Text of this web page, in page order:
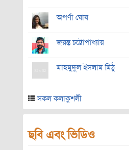
অপর্ণা ঘোষ
জয়ন্ত চট্টোপাধ্যায়
মাহমুদুল ইসলাম মিঠু
সকল কলাকুশলী
ছবি এবং ভিডিও